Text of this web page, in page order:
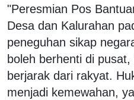
"Peresmian Pos
Desa dan Kalurahan
peneguhan sikap
boleh berhenti di
berjarak dari rakyat.
menjadi kemewahan,